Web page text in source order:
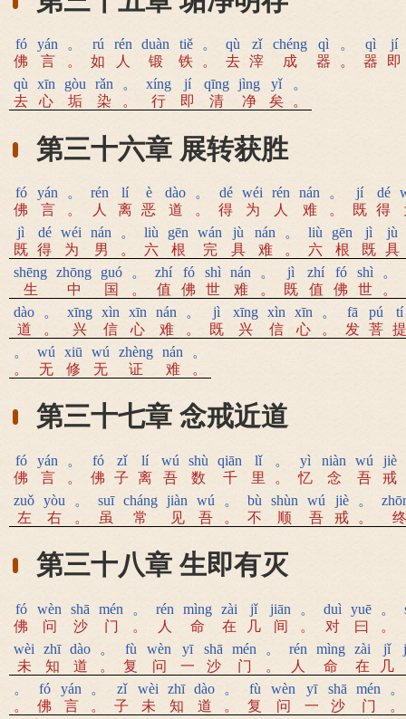
fó
佛
yán
言
。
。
rú
如
rén
人
duàn
锻
tiě
铁
。
。
qù
去
zǐ
滓
chéng
成
qì
器
。
。
qì
器
jí
即
qù
去
xīn
心
gòu
垢
rǎn
染
。
。
xíng
行
jí
即
qīng
清
jìng
净
yǐ
矣
。
。
第三十六章 展转获胜
fó
佛
yán
言
。
。
rén
人
lí
离
è
恶
dào
道
。
。
dé
得
wéi
为
rén
人
nán
难
。
。
jí
既
dé
得
jì
既
dé
得
wéi
为
nán
男
。
。
liù
六
gēn
根
wán
完
jù
具
nán
难
。
。
liù
六
gēn
根
jì
既
jù
具
shēng
生
zhōng
中
guó
国
。
。
zhí
值
fó
佛
shì
世
nán
难
。
。
jì
既
zhí
值
fó
佛
shì
世
。
。
dào
道
。
。
xīng
兴
xìn
信
xīn
心
nán
难
。
。
jì
既
xīng
兴
xìn
信
xīn
心
。
。
fā
发
pú
菩
tí
提
。
。
wú
无
xiū
修
wú
无
zhèng
证
nán
难
。
。
第三十七章 念戒近道
fó
佛
yán
言
。
。
fó
佛
zǐ
子
lí
离
wú
吾
shù
数
qiān
千
lǐ
里
。
。
yì
忆
niàn
念
wú
吾
jiè
戒
zuǒ
左
yòu
右
。
。
suī
虽
cháng
常
jiàn
见
wú
吾
。
。
bù
不
shùn
顺
wú
吾
jiè
戒
。
。
终
第三十八章 生即有灭
fó
佛
wèn
问
shā
沙
mén
门
。
。
rén
人
mìng
命
zài
在
jǐ
几
jiān
间
。
。
duì
对
yuē
曰
。
。
wèi
未
zhī
知
dào
道
。
。
fù
复
wèn
问
yī
一
shā
沙
mén
门
。
。
rén
人
mìng
命
zài
在
jǐ
几
。
。
fó
佛
yán
言
。
。
zǐ
子
wèi
未
zhī
知
dào
道
。
。
fù
复
wèn
问
yī
一
shā
沙
mén
门
。
。